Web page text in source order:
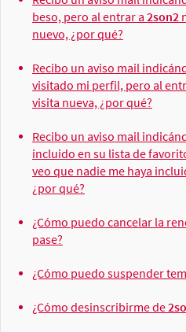
beso, pero al entrar a 2son2
nuevo, ¿por qué?
Recibo un aviso mail
visitado mi perfil, pero al
visita nueva, ¿por qué?
Recibo un aviso mail
incluido en su lista de
veo que nadie me haya
¿por qué?
¿Cómo puedo cancelar la
pase?
¿Cómo puedo suspender
¿Cómo desinscribirme de